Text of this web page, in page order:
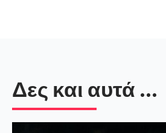
Δες και αυτά ...